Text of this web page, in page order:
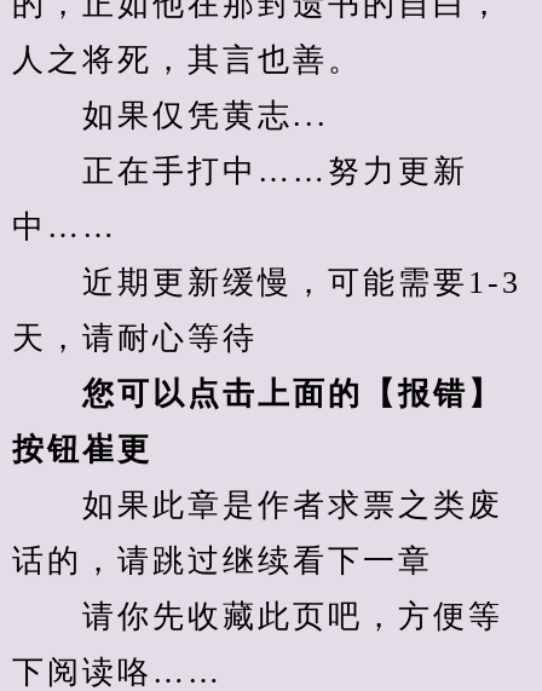
人之将死，其言也善。
如果仅凭黄志...
正在手打中……努力更新
中……
近期更新缓慢，可能需要1-3
天，请耐心等待
您可以点击上面的【报错】
按钮崔更
如果此章是作者求票之类废
话的，请跳过继续看下一章
请你先收藏此页吧，方便等
下阅读咯……